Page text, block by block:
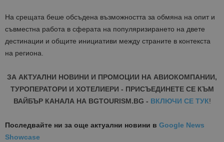
На срещата беше обсъдена възможността за обмяна на опит и
съвместна работа в сферата на популяризирането на двете
дестинации и общите инициативи между страните в контекста
на региона.
ЗА АКТУАЛНИ НОВИНИ И ПРОМОЦИИ НА АВИОКОМПАНИИ,
ТУРОПЕРАТОРИ И ХОТЕЛИЕРИ - ПРИСЪЕДИНЕТЕ СЕ КЪМ
ВАЙБЪР КАНАЛА НА BGTOURISM.BG - ВКЛЮЧИ СЕ ТУК!
Последвайте ни за още актуални новини в Google News
Showcase